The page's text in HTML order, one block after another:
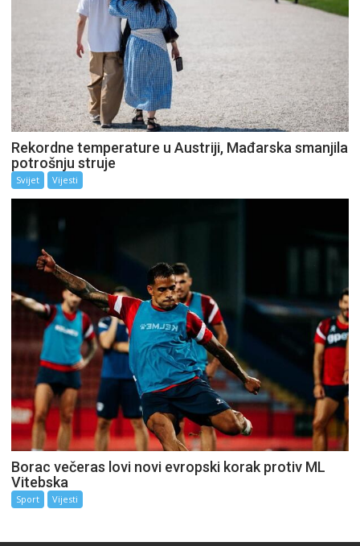
Rekordne temperature u Austriji, Mađarska smanjila
potrošnju struje
Svijet Vijesti
Borac večeras lovi novi evropski korak protiv ML
Vitebska
Sport Vijesti